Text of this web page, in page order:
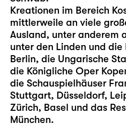
Kreationen im Bereich
mittlerweile an viele
Ausland, unter anderem
unter den Linden und die
Berlin, die Ungarische
die Königliche Oper
die Schauspielhäuser
Stuttgart, Düsseldorf,
Zürich, Basel und das
München.